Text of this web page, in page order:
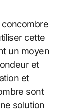
concombre
cette
un moyen
et
et
sont
solution